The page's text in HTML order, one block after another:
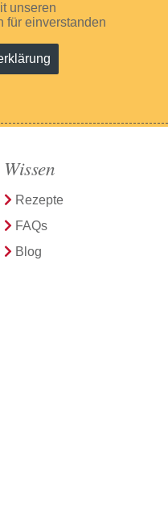
unseren
für einverstanden
Wissen
Rezepte
FAQs
Blog